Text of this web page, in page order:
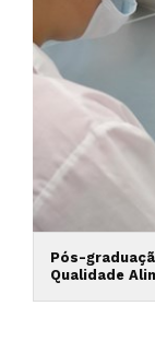
Pós-
Qualidade